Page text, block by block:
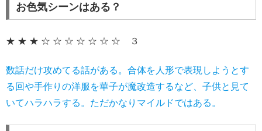
お色気シーンはある？
★ ★ ★ ☆ ☆ ☆ ☆ ☆ ☆ ☆ ３
数話だけ攻めてる話がある。合体を人形で表現しようとす
る回や手作りの洋服を華子が魔改造するなど、子供と見て
いてハラハラする。ただかなりマイルドではある。